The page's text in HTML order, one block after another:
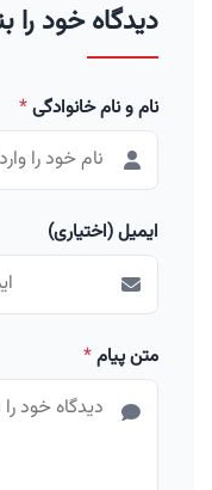
دیدگاه خود را
نام و نام خانوادگی*
ایمیل (اختیاری)
متن پیام*